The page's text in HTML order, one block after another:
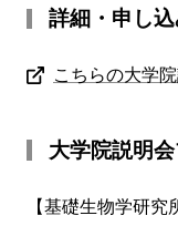
詳細・申し
こちらの大学
大学院説明
【基礎生物学研究